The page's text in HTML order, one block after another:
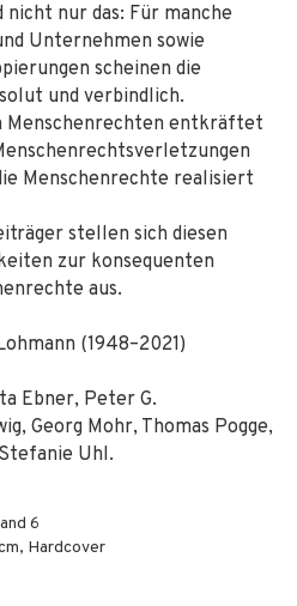
nur das: Für manche
Unternehmen sowie
scheinen die
und verbindlich.
Menschenrechten entkräftet
Menschenrechte realisiert
stellen sich diesen
zur konsequenten
aus.
(1948–2021)
Ebner, Peter G.
Georg Mohr, Thomas Pogge,
Uhl.
6
Hardcover